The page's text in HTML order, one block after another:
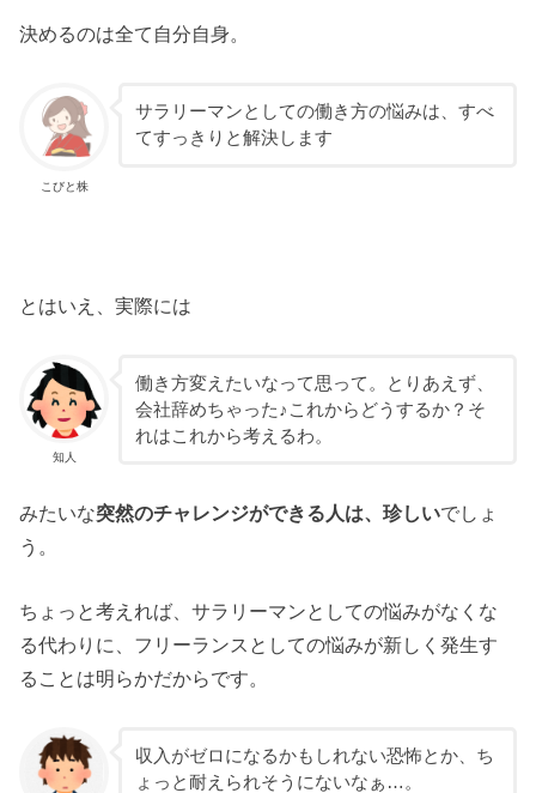
決めるのは全て自分自身。
こびと株
サラリーマンとしての働き方の悩みは、すべ
てすっきりと解決します
とはいえ、実際には
知人
働き方変えたいなって思って。とりあえず、
会社辞めちゃった♪これからどうするか？そ
れはこれから考えるわ。
みたいな突然のチャレンジができる人は、珍しいでしょ
う。
ちょっと考えれば、サラリーマンとしての悩みがなくな
る代わりに、フリーランスとしての悩みが新しく発生す
ることは明らかだからです。
収入がゼロになるかもしれない恐怖とか、ち
ょっと耐えられそうにないなぁ…。